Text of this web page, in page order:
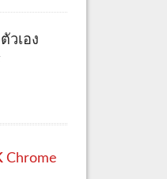
วเอง
Chrome